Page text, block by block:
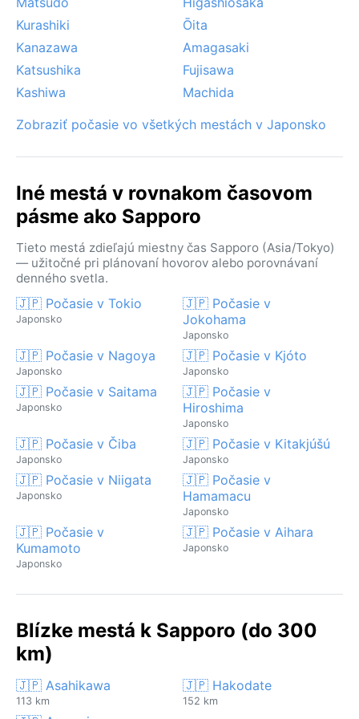
Kurashiki
Ōita
Kanazawa
Amagasaki
Katsushika
Fujisawa
Kashiwa
Machida
Zobraziť počasie vo všetkých mestách v Japonsko
Iné mestá v rovnakom časovom
pásme ako Sapporo
Tieto mestá zdieľajú miestny čas Sapporo (Asia/Tokyo)
— užitočné pri plánovaní hovorov alebo porovnávaní
denného svetla.
🇯🇵 Počasie v Tokio
Japonsko
🇯🇵 Počasie v
Jokohama
Japonsko
🇯🇵 Počasie v Nagoya
Japonsko
🇯🇵 Počasie v Kjóto
Japonsko
🇯🇵 Počasie v Saitama
Japonsko
🇯🇵 Počasie v
Hiroshima
Japonsko
🇯🇵 Počasie v Čiba
Japonsko
🇯🇵 Počasie v Kitakjúšú
Japonsko
🇯🇵 Počasie v Niigata
Japonsko
🇯🇵 Počasie v
Hamamacu
Japonsko
🇯🇵 Počasie v
Kumamoto
Japonsko
🇯🇵 Počasie v Aihara
Japonsko
Blízke mestá k Sapporo (do 300
km)
🇯🇵 Asahikawa
113 km
🇯🇵 Hakodate
152 km